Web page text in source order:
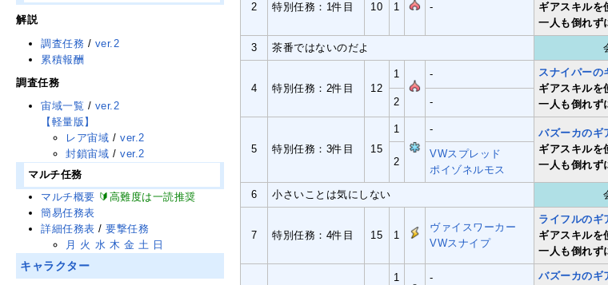
2 特別任務：1件目 10 1 -
ギアスキルを
一人も倒れず
3 茶番ではないのだよ
4 特別任務：2件目 12
1 - スナイパーの
ギアスキルを
一人も倒れず
2 -
5 特別任務：3件目 15
1 - バズーカのギ
ギアスキルを
一人も倒れず
2
VWスプレッド
ポイゾネルモス
6 小さいことは気にしない
7 特別任務：4件目 15 1
ヴァイスワーカー
VWスナイプ
ライフルのギ
ギアスキルを
一人も倒れず
1 - バズーカのギ
解説
調査任務 / ver.2
累積報酬
調査任務
宙域一覧 / ver.2
【軽量版】
レア宙域 /ver.2
封鎖宙域 /ver.2
マルチ任務
マルチ概要 🔰高難度は一読推奨
簡易任務表
詳細任務表 /要撃任務
月 火 水 木 金 土 日
キャラクター